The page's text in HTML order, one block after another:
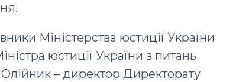
Міністерства юстиції України
юстиції України з питань
– директор Директорату